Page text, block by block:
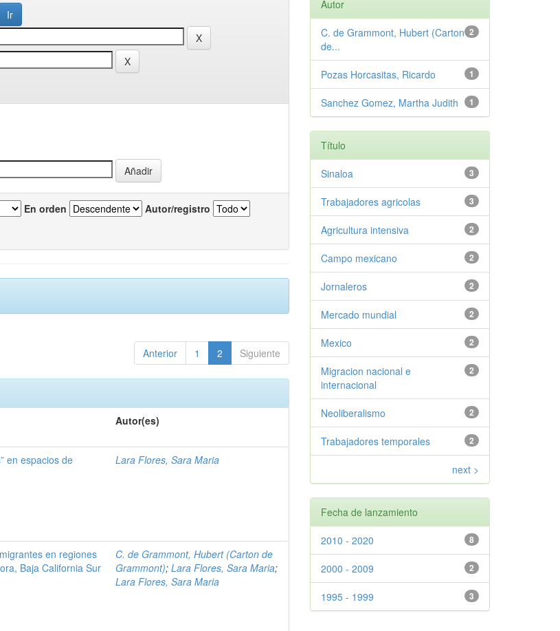
En orden Autor/registro
Anterior 1 2 Siguiente
Autor(es)
en espacios de
Lara Flores, Sara Maria
en regiones
Baja California Sur
C. de Grammont, Hubert (Carton de
Grammont);Lara Flores, Sara Maria;
Lara Flores, Sara Maria
Autor
2
C. de Grammont, Hubert (Carton
de...
1
Pozas Horcasitas, Ricardo
1
Sanchez Gomez, Martha Judith
Título
3
Sinaloa
3
Trabajadores agricolas
2
Agricultura intensiva
2
Campo mexicano
2
Jornaleros
2
Mercado mundial
2
Mexico
2
Migracion nacional e
internacional
2
Neoliberalismo
2
Trabajadores temporales
next >
Fecha de lanzamiento
8
2010 - 2020
2
2000 - 2009
3
1995 - 1999